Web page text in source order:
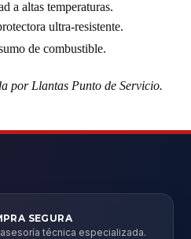
a altas temperaturas.
ultra-resistente.
de combustible.
por Llantas Punto de Servicio.
SEGURA
técnica especializada.